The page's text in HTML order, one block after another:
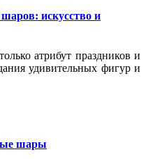
искусство и
атрибут праздников и
удивительных фигур и
шары